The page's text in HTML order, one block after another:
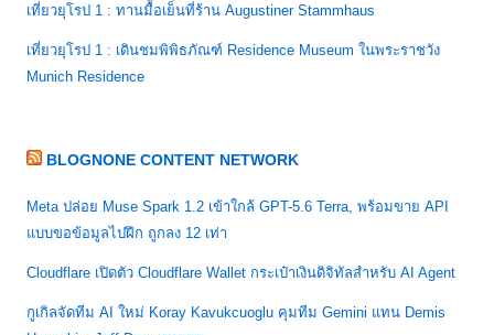
เที่ยวยุโรป 1 : ทานมื้อเย็นที่ร้าน Augustiner Stammhaus
เที่ยวยุโรป 1 : เดินชมพิพิธภัณฑ์ Residence Museum ในพระราชวัง
Munich Residence
BLOGNONE CONTENT NETWORK
Meta ปล่อย Muse Spark 1.2 เข้าใกล้ GPT-5.6 Terra, พร้อมขาย API
แบบขอข้อมูลไปฝึก ถูกลง 12 เท่า
Cloudflare เปิดตัว Cloudflare Wallet กระเป๋าเงินดิจิทัลสำหรับ AI Agent
กูเกิลจัดทีม AI ใหม่ Koray Kavukcuoglu คุมทีม Gemini แทน Demis